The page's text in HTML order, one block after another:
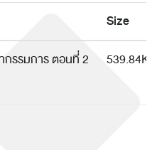
Size
รรมการ ตอนที่ 2 539.84K